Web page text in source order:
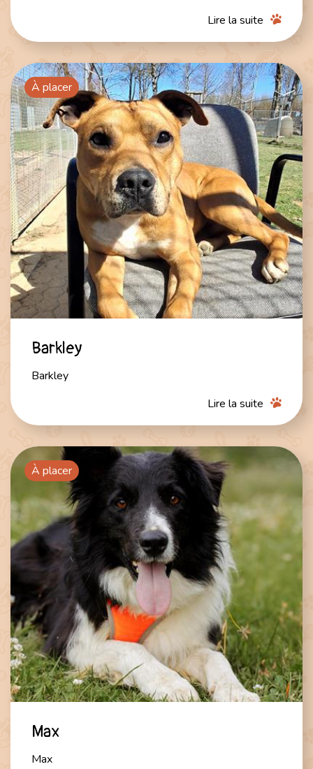
Lire la suite
À placer
Barkley
Barkley
Lire la suite
À placer
Max
Max